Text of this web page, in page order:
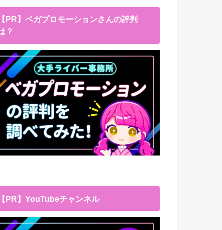
【PR】ベガプロモーションさんの評判
？
【PR】YouTubeチャンネル